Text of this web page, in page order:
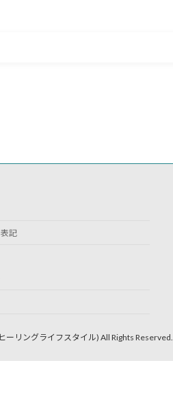
記
ーリングライフスタイル) All Rights Reserved.